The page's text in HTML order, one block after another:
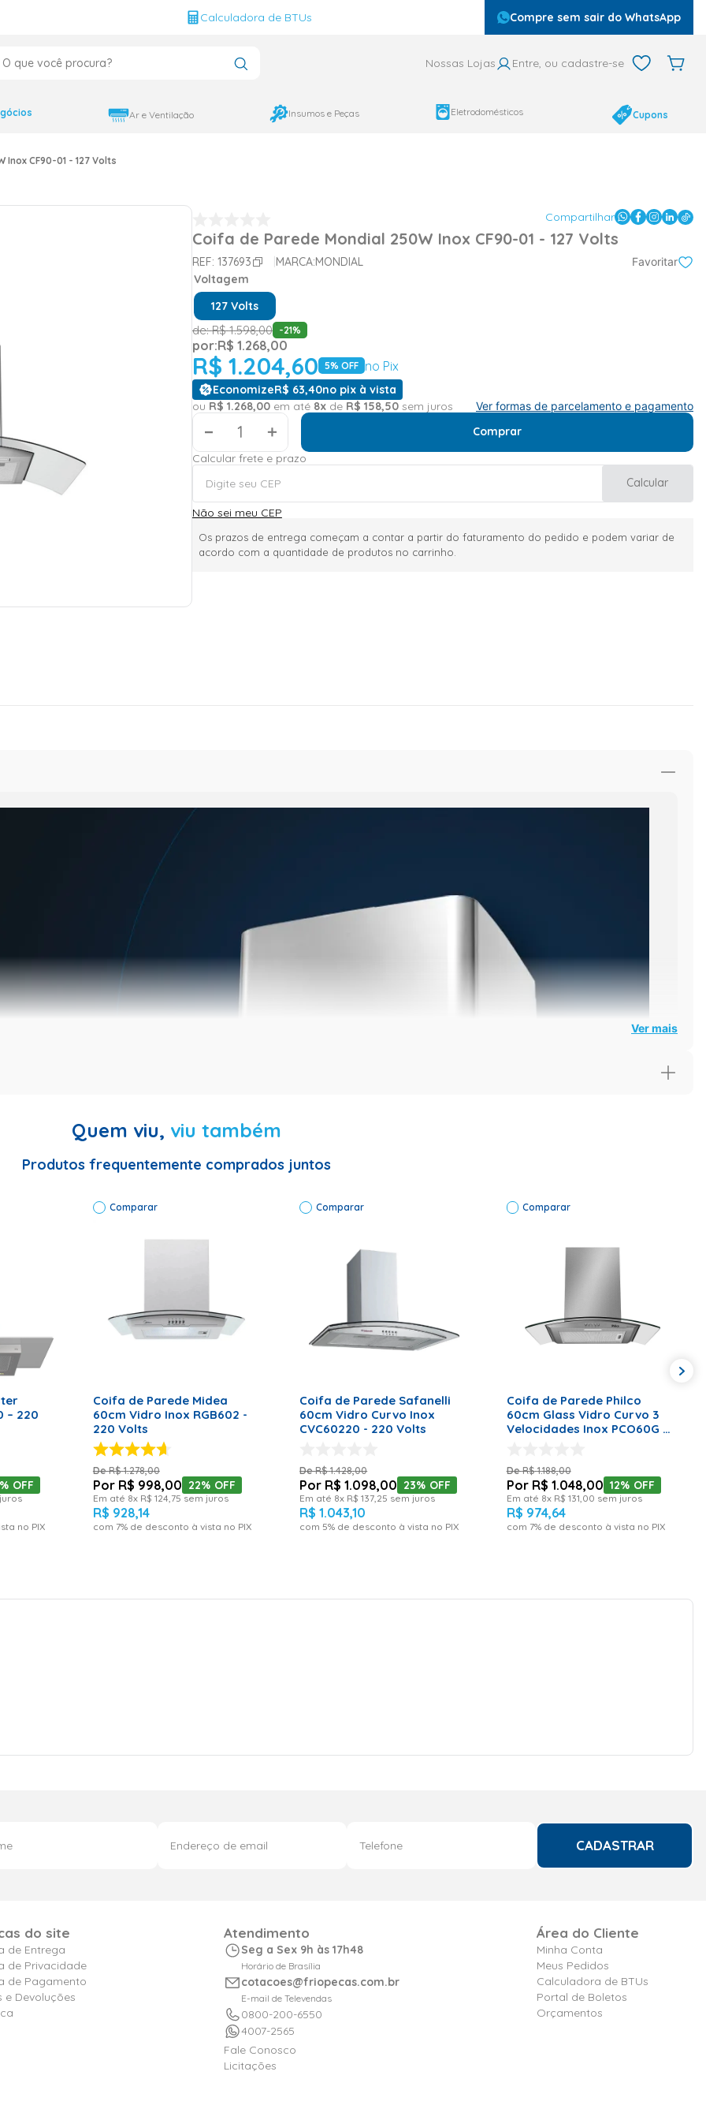
Calculadora de BTUs Compre sem sair do WhatsApp
Nossas Lojas Entre, ou cadastre-se
Ar e Ventilação Insumos e Peças Eletrodomésticos Cupons
CF90-01 - 127 Volts
Compartilhar
Coifa de Parede Mondial 250W Inox CF90-01 - 127 Volts
REF: 137693 MARCA:MONDIAL Favoritar
Voltagem
127 Volts
de:R$ 1.598,00 -21%
por:R$ 1.268,00
R$ 1.204,60 5% OFF no Pix
EconomizeR$ 63,40no pix à vista
ou R$ 1.268,00em até 8xde R$ 158,50sem juros Ver formas de parcelamento e pagamento
＋
Comprar
Calcular frete e prazo
Calcular
Não sei meu CEP
Os prazos de entrega começam a contar a partir do faturamento do pedido e podem variar de
acordo com a quantidade de produtos no carrinho.
Ver mais
01 Potência: 250W Modelo: CF90-01 Cor: Inox Voltagem: 127 Volts Garantia: 12 meses
Quem viu, viu também
Produtos frequentemente comprados juntos
– 220
OFF
no PIX
Comparar
Coifa de Parede Midea
60cm Vidro Inox RGB602 -
220 Volts
R$ 1.278,00
R$ 998,00 22% OFF
Em até 8x R$ 124 75 sem juros
R$ 928,14
com 7% de desconto à vista no PIX
Comparar
Coifa de Parede Safanelli
60cm Vidro Curvo Inox
CVC60220 - 220 Volts
R$ 1.428,00
R$ 1.098,00 23% OFF
Em até 8x R$ 137 25 sem juros
R$ 1.043,10
com 5% de desconto à vista no PIX
Comparar
Coifa de Parede Philco
60cm Glass Vidro Curvo 3
Velocidades Inox PCO60G –
R$ 1.188,00
R$ 1.048,00 12% OFF
Em até 8x R$ 131 00 sem juros
R$ 974,64
com 7% de desconto à vista no PIX
CADASTRAR
do site
de Entrega
de Privacidade
de Pagamento
e Devoluções
Atendimento
Seg a Sex 9h às 17h48
Horário de Brasília
cotacoes@friopecas.com.br
E-mail de Televendas
0800-200-6550
4007-2565
Fale Conosco
Licitações
Área do Cliente
Minha Conta
Meus Pedidos
Calculadora de BTUs
Portal de Boletos
Orçamentos